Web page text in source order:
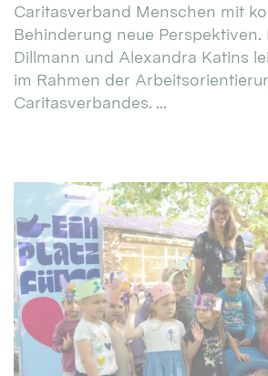
Caritasverband Menschen mit
Behinderung neue Perspektiven.
Dillmann und Alexandra Katins
im Rahmen der
Caritasverbandes. ...